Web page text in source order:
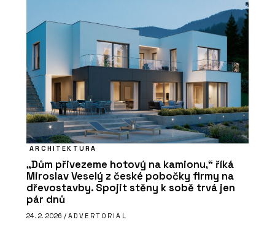
ARCHITEKTURA
„Dům přivezeme hotový na kamionu,“ říká
Miroslav Veselý z české pobočky firmy na
dřevostavby. Spojit stěny k sobě trvá jen
pár dnů
24. 2. 2026 / ADVERTORIAL